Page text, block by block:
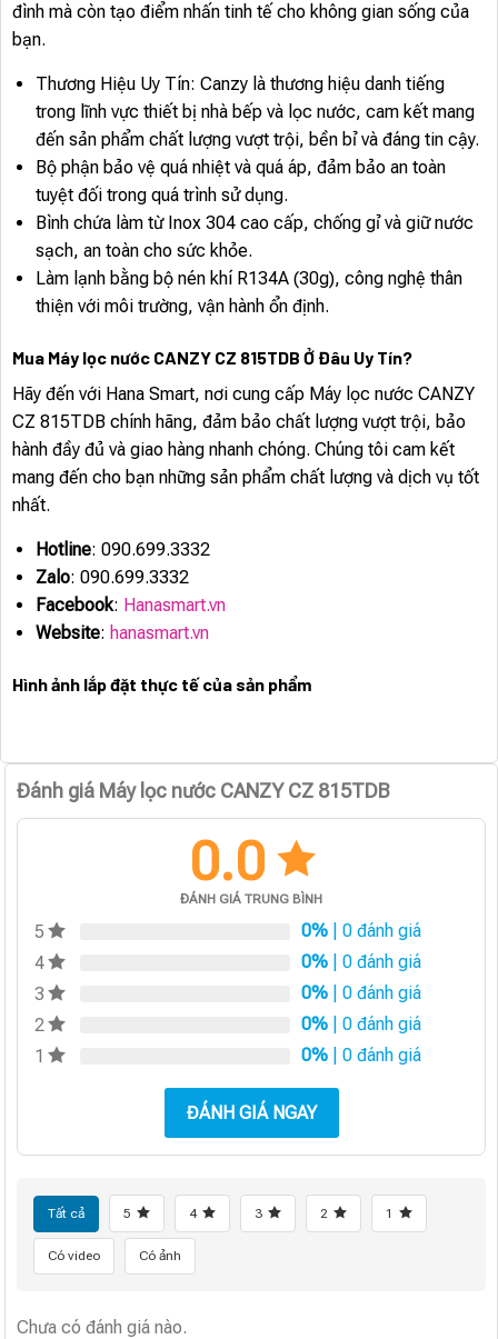
đình mà còn tạo điểm nhấn tinh tế cho không gian sống của
bạn.
Thương Hiệu Uy Tín: Canzy là thương hiệu danh tiếng
trong lĩnh vực thiết bị nhà bếp và lọc nước, cam kết mang
đến sản phẩm chất lượng vượt trội, bền bỉ và đáng tin cậy.
Bộ phận bảo vệ quá nhiệt và quá áp, đảm bảo an toàn
tuyệt đối trong quá trình sử dụng.
Bình chứa làm từ Inox 304 cao cấp, chống gỉ và giữ nước
sạch, an toàn cho sức khỏe.
Làm lạnh bằng bộ nén khí R134A (30g), công nghệ thân
thiện với môi trường, vận hành ổn định.
Mua Máy lọc nước CANZY CZ 815TDB Ở Đâu Uy Tín?
Hãy đến với Hana Smart, nơi cung cấp Máy lọc nước CANZY
CZ 815TDB chính hãng, đảm bảo chất lượng vượt trội, bảo
hành đầy đủ và giao hàng nhanh chóng. Chúng tôi cam kết
mang đến cho bạn những sản phẩm chất lượng và dịch vụ tốt
nhất.
Hotline: 090.699.3332
Zalo: 090.699.3332
Facebook: Hanasmart.vn
Website: hanasmart.vn
Hình ảnh lắp đặt thực tế của sản phẩm
Đánh giá Máy lọc nước CANZY CZ 815TDB
0.0
ĐÁNH GIÁ TRUNG BÌNH
5 0% | 0 đánh giá
4
0% | 0 đánh giá
3
0% | 0 đánh giá
2
0% | 0 đánh giá
1
0% | 0 đánh giá
ĐÁNH GIÁ NGAY
Tất cả 5 4 3 2 1
Có video Có ảnh
Chưa có đánh giá nào.